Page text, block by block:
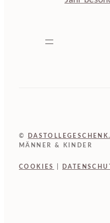
©
MÄNNER & KINDER
COOKIES